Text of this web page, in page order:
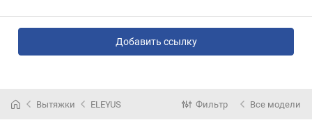
Добавить ссылку
Вытяжки ELEYUS Фильтр Все модели